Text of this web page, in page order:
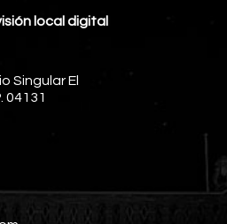
local digital
Singular El
04131